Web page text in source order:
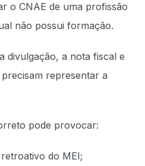
o CNAE de uma profissão
não possui formação.
divulgação, a nota fiscal e
representar a
pode provocar:
do MEI;